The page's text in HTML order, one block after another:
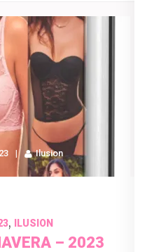
Ilusion
, ILUSION
– 2023